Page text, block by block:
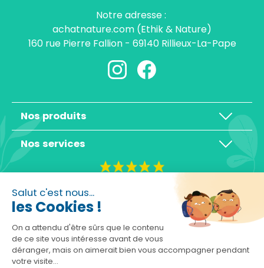
Salut c'est nous...
les Cookies !
On a attendu d'être sûrs que le contenu
de ce site vous intéresse avant de vous
déranger, mais on aimerait bien vous accompagner pendant
votre visite...
Notre adresse :
achatnature.com (Ethik & Nature)
160 rue Pierre Fallion - 69140 Rillieux-La-Pape
Nos produits
Nos services